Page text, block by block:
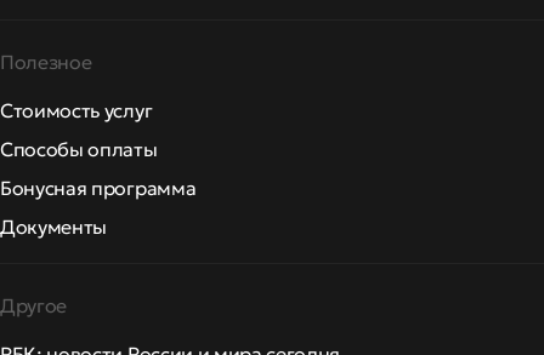
Полезное
Стоимость услуг
Способы оплаты
Бонусная программа
Документы
Другое